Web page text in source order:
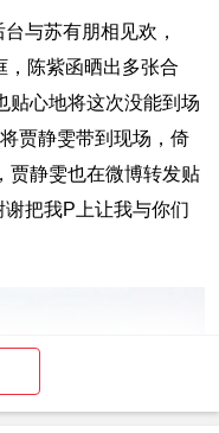
与苏有朋相见欢，
，陈紫函晒出多张合
贴心地将这次没能到场
贾静雯带到现场，倚
贾静雯也在微博转发贴
把我P上让我与你们